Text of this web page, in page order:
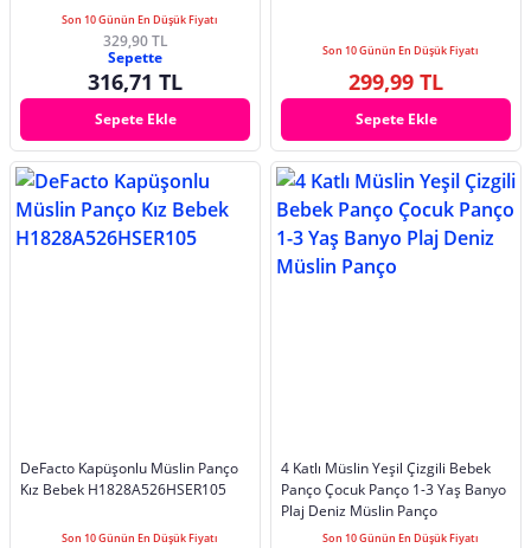
Son 10 Günün En Düşük Fiyatı
329,90 TL
Sepette
316,71 TL
Sepete Ekle
Son 10 Günün En Düşük Fiyatı
299,99 TL
Sepete Ekle
DeFacto Kapüşonlu Müslin Panço
Kız Bebek H1828A526HSER105
Son 10 Günün En Düşük Fiyatı
4 Katlı Müslin Yeşil Çizgili Bebek
Panço Çocuk Panço 1-3 Yaş Banyo
Plaj Deniz Müslin Panço
Son 10 Günün En Düşük Fiyatı